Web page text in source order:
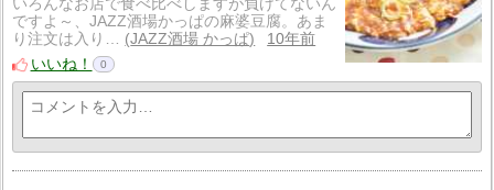
いろんなお店で食べ比べしますが負けてないん
ですよ～、JAZZ酒場かっぱの麻婆豆腐。あま
り注文は入り…
JAZZ酒場 かっぱ
10年前
いいね！
0